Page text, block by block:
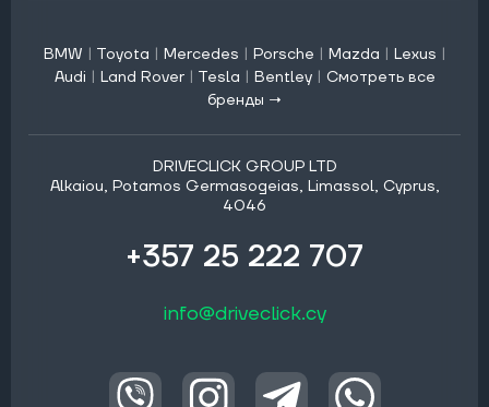
BMW | Toyota | Mercedes | Porsche | Mazda | Lexus |
Audi | Land Rover | Tesla | Bentley | Смотреть все
бренды →
DRIVECLICK GROUP LTD
Alkaiou, Potamos Germasogeias, Limassol, Cyprus,
4046
+357 25 222 707
info@driveclick.cy